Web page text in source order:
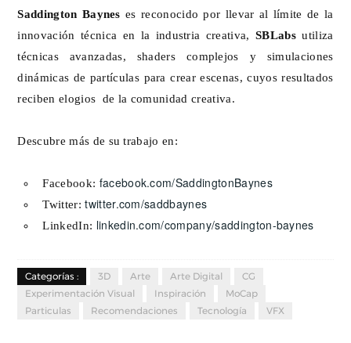
Saddington Baynes es reconocido por llevar al límite de la
innovación técnica en la industria creativa,SBLabsutiliza
técnicas avanzadas, shaders complejos y simulaciones
dinámicas de partículas para crear escenas, cuyos resultados
reciben elogios de la comunidad creativa.
Descubre más de su trabajo en:
Facebook: facebook.com/SaddingtonBaynes
Twitter:twitter.com/saddbaynes
LinkedIn: linkedin.com/company/saddington-baynes
Categorías : 3D Arte Arte Digital
CG
Experimentación Visual
Inspiración
MoCap
Particulas
Recomendaciones Tecnología VFX